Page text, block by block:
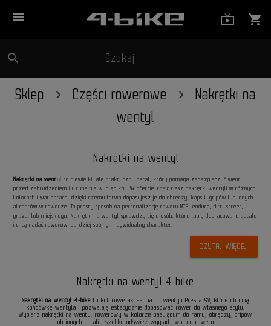
menu shopping_cart
search Szukaj
Sklep Części rowerowe
Nakrętki na
wentyl
Nakrętki na wentyl
Nakrętki na wentyl to niewielki, ale praktyczny detal, który pomaga zabezpieczyć wentyl
przed zabrudzeniem i uzupełnia wygląd kół. W ofercie znajdziesz nakrętki wentyli w różnych
kolorach i wariantach, dzięki czemu łatwo dopasujesz je do obręczy, kapsli, gripów lub innych
akcentów w rowerze. To prosty sposób na personalizację roweru MTB, enduro, dirt, street,
gravel lub miejskiego. Nakrętki na wentyl sprawdzą się u osób, które lubią dopracowane detale
i chcą nadać rowerowi bardziej spójny, indywidualny charakter.
CZYTAJ WIĘCEJ
Nakrętki na wentyl 4-bike
Nakrętki na wentyl 4-bike to kolorowe akcesoria do wentyli Presta SV, które chronią
końcówkę wentyla i pozwalają estetycznie dopasować rower do własnego stylu.
Wybierz nakrętki na wentyl rowerowy w kolorze pasującym do ramy, obręczy, gripów
lub innych detali i szybko odśwież wygląd swojego roweru.